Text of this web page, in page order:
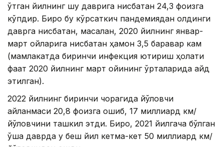
ўтган йилнинг шу даврига нисбатан 24,3 фоизга
кўпдир. Бироқ бу кўрсаткич пандемиядан олдинги
даврга нисбатан, масалан, 2020 йилнинг январ-
март ойларига нисбатан ҳамон 3,5 баравар кам
(мамлакатда биринчи инфекция юқтириш ҳолати
фақат 2020 йилнинг март ойининг ўрталарида қайд
этилган).
2022 йилнинг биринчи чорагида йўловчи
айланмаси 20,8 фоизга ошиб, 17 миллиард км/
йўловчини ташкил этди. Бироқ, 2021 йилгача бўлган
ўша даврда у беш йил кетма-кет 50 миллиард км/